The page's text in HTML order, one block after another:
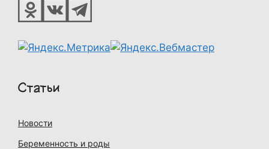
Статьи
Новости
Беременность и роды